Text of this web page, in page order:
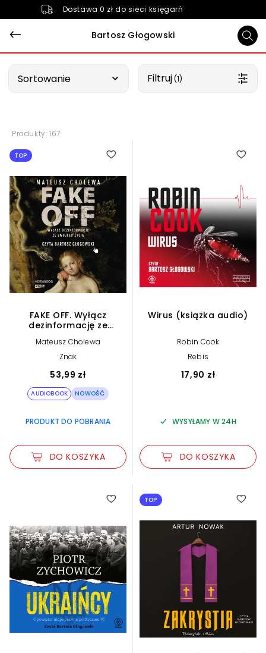
Dostawa 0 zł do sieci księgarń
Bartosz Głogowski
Sortowanie Filtruj (1)
Produkty: 167
TOP
FAKE OFF. Wyłącz
dezinformację ze
audio)
Mateusz Cholewa
Znak
53,99 zł
AUDIOBOOK NOWOŚĆ
PRODUKT DO POBRANIA
DO KOSZYKA
Wirus (książka audio)
Robin Cook
Rebis
17,90 zł
WYSYŁAMY W 24H
DO KOSZYKA
TOP